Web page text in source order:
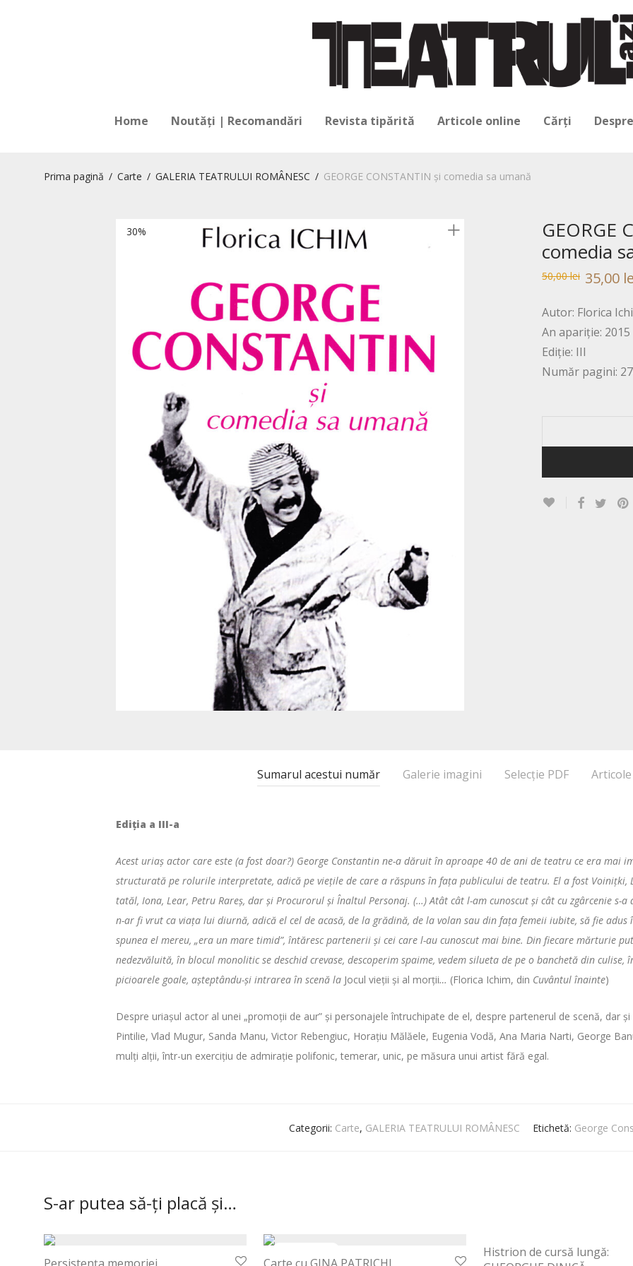
Home Noutăți | Recomandări Revista tipărită Articole online Cărți
Prima pagină / Carte / GALERIA TEATRULUI ROMÂNESC / GEORGE CONSTANTIN şi comedia sa umană
30%
GEORGE
comedia
Prețul
inițial
50,00 lei.
50,00lei Prețul
curent
35,00
Autor: Florica
An apariție: 2015
Ediție: III
Număr pagini:
Sumarul acestui număr Galerie imagini Selecție PDF
Ediţia a III-a
Acest uriaş actor care este (a fost doar?) George Constantin ne-a dăruit în aproape 40 de ani de teatru ce era mai
structurată pe rolurile interpretate, adică pe vieţile de care a răspuns în faţa publicului de teatru. El a fost Voiniţki,
tatăl, Iona, Lear, Petru Rareş, dar şi Procurorul şi Înaltul Personaj. (…) Atât cât l-am cunoscut şi cât cu zgârcenie s-
n-ar fi vrut ca viaţa lui diurnă, adică el cel de acasă, de la grădină, de la volan sau din faţa femeii iubite, să fie adus
spunea el mereu, „era un mare timid”, întăresc partenerii şi cei care l-au cunoscut mai bine. Din fiecare mărturie
nedezvăluită, în blocul monolitic se deschid crevase, descoperim spaime, vedem silueta de pe o banchetă din
picioarele goale, aşteptându-şi intrarea în scenă la Jocul vieţii şi al morţii… (Florica Ichim, din Cuvântul înainte)
Despre uriaşul actor al unei „promoţii de aur” şi personajele întruchipate de el, despre partenerul de scenă, dar
Pintilie, Vlad Mugur, Sanda Manu, Victor Rebengiuc, Horaţiu Mălăele, Eugenia Vodă, Ana Maria Narti, George
mulţi alţii, într-un exerciţiu de admiraţie polifonic, temerar, unic, pe măsura unui artist fără egal.
Categorii: Carte, GALERIA TEATRULUI ROMÂNESC Etichetă: George
S-ar putea să-ți placă și…
Histrion de cursă lungă: